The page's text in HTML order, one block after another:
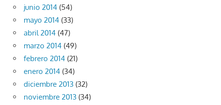
junio 2014 (54)
mayo 2014 (33)
abril 2014 (47)
marzo 2014 (49)
febrero 2014 (21)
enero 2014 (34)
diciembre 2013 (32)
noviembre 2013 (34)